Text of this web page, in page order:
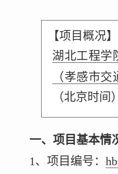
【项目概况】
湖北工程学
（孝感市
（北京时间
一、项目基本情
1、项目编号：